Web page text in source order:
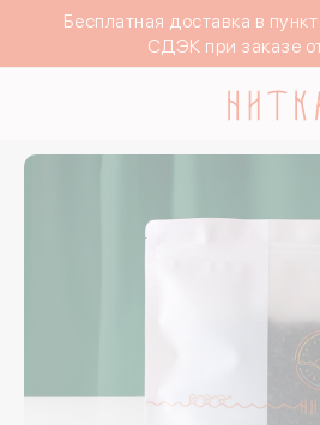
Бесплатная доставка в
СДЭК при заказе